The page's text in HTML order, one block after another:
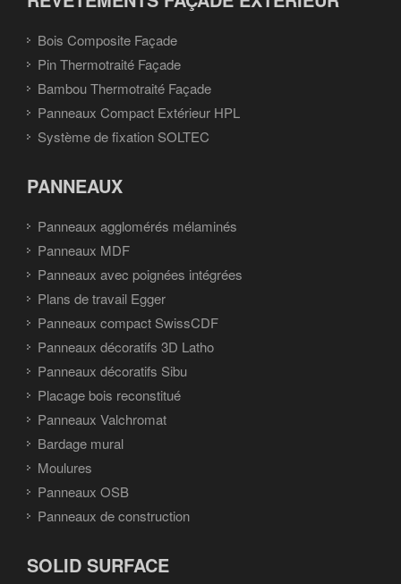
Bois Composite Façade
Pin Thermotraité Façade
Bambou Thermotraité Façade
Panneaux Compact Extérieur HPL
Système de fixation SOLTEC
PANNEAUX
Panneaux agglomérés mélaminés
Panneaux MDF
Panneaux avec poignées intégrées
Plans de travail Egger
Panneaux compact SwissCDF
Panneaux décoratifs 3D Latho
Panneaux décoratifs Sibu
Placage bois reconstitué
Panneaux Valchromat
Bardage mural
Moulures
Panneaux OSB
Panneaux de construction
SOLID SURFACE